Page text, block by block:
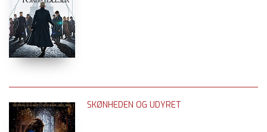
SKØNHEDEN OG UDYRET